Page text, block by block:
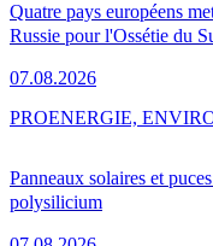
Quatre pays européens
Russie pour l'Ossétie du
07.08.2026
Panneaux solaires et
polysilicium
PROENERGIE,